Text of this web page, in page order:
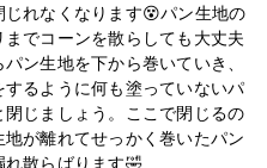
れなくなります😵パン生地の
でコーンを散らしても大丈夫
ン生地を下から巻いていき、
るように何も塗っていないパ
じましょう。ここで閉じるの
が離れてせっかく巻いたパン
散らばります🤣